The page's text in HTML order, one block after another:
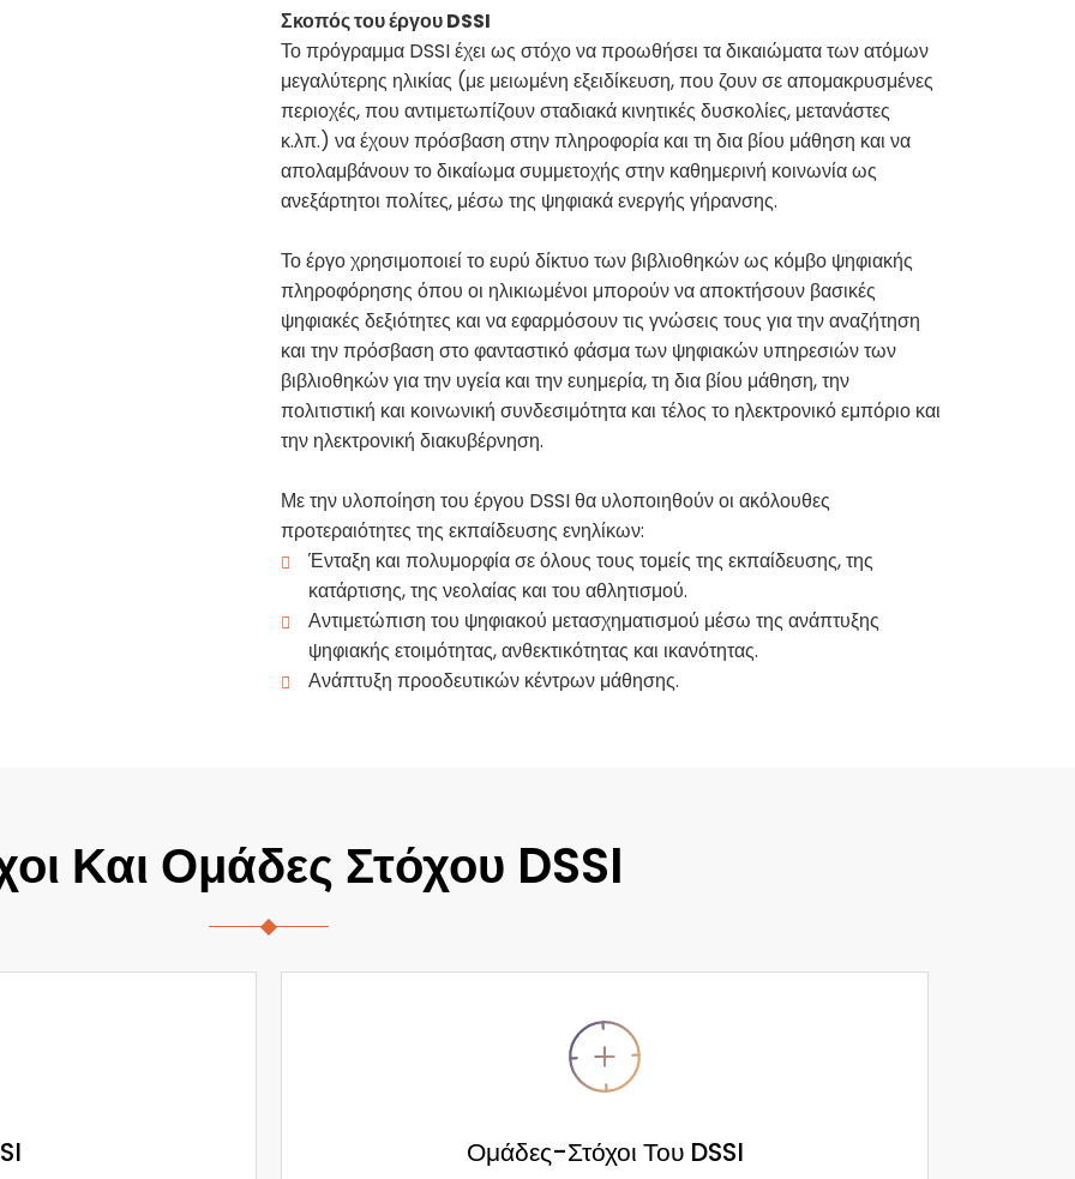
Σκοπός του έργου DSSI
Το πρόγραμμα DSSI έχει ως στόχο να προωθήσει τα δικαιώματα των ατόμων
μεγαλύτερης ηλικίας (με μειωμένη εξειδίκευση, που ζουν σε απομακρυσμένες
περιοχές, που αντιμετωπίζουν σταδιακά κινητικές δυσκολίες, μετανάστες
κ.λπ.) να έχουν πρόσβαση στην πληροφορία και τη δια βίου μάθηση και να
απολαμβάνουν το δικαίωμα συμμετοχής στην καθημερινή κοινωνία ως
ανεξάρτητοι πολίτες, μέσω της ψηφιακά ενεργής γήρανσης.
Το έργο χρησιμοποιεί το ευρύ δίκτυο των βιβλιοθηκών ως κόμβο ψηφιακής
πληροφόρησης όπου οι ηλικιωμένοι μπορούν να αποκτήσουν βασικές
ψηφιακές δεξιότητες και να εφαρμόσουν τις γνώσεις τους για την αναζήτηση
και την πρόσβαση στο φανταστικό φάσμα των ψηφιακών υπηρεσιών των
βιβλιοθηκών για την υγεία και την ευημερία, τη δια βίου μάθηση, την
πολιτιστική και κοινωνική συνδεσιμότητα και τέλος το ηλεκτρονικό εμπόριο και
την ηλεκτρονική διακυβέρνηση.
Με την υλοποίηση του έργου DSSI θα υλοποιηθούν οι ακόλουθες
προτεραιότητες της εκπαίδευσης ενηλίκων:
Ένταξη και πολυμορφία σε όλους τους τομείς της εκπαίδευσης, της
κατάρτισης, της νεολαίας και του αθλητισμού.
Αντιμετώπιση του ψηφιακού μετασχηματισμού μέσω της ανάπτυξης
ψηφιακής ετοιμότητας, ανθεκτικότητας και ικανότητας.
Ανάπτυξη προοδευτικών κέντρων μάθησης.
Και Ομάδες Στόχου DSSI
Ομάδες-Στόχοι Του DSSI